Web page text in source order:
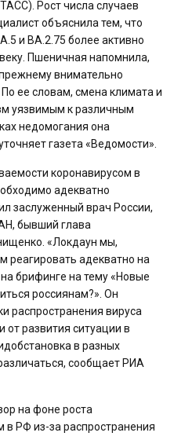
Рост числа случаев
объяснила тем, что
и BA.2.75 более активно
Пшеничная напомнила,
внимательно
ее словам, смена климата и
уязвимым к различным
недомогания она
газета «Ведомости».
коронавирусом в
адекватно
заслуженный врач России,
бывший глава
«Локдаун мы,
реагировать адекватно на
брифинге на тему «Новые
россиянам?». Он
распространения вируса
развития ситуации в
в разных
сообщает РИА
на фоне роста
в РФ из-за распространения